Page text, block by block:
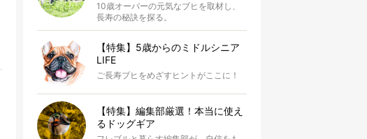
10歳オーバーの元気なブヒを取材し、
長寿の秘訣を探る。
【特集】5歳からのミドルシニア
LIFE
ご長寿ブヒをめざすヒントがここに！
【特集】編集部厳選！本当に使え
るドッグギア